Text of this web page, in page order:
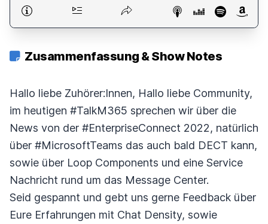
Zusammenfassung & Show Notes
Hallo liebe Zuhörer:Innen, Hallo liebe Community,
im heutigen #TalkM365 sprechen wir über die
News von der #EnterpriseConnect 2022, natürlich
über #MicrosoftTeams das auch bald DECT kann,
sowie über Loop Components und eine Service
Nachricht rund um das Message Center.
Seid gespannt und gebt uns gerne Feedback über
Eure Erfahrungen mit Chat Density, sowie